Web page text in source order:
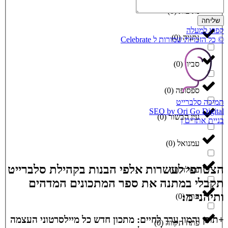
נתיבות(
0
)
נתניה(
0
)
סביון(
0
)
ספסופה (
0
)
עין הבשור(
0
)
עמנואל (
0
)
עפולה(
0
)
ערד(
0
)
פתח תקווה (
0
)
שליחה
קפוץ למעלה
© כל הזכויות שמורות ל Celebrate
תמיכה סלברייט
SEO by Ori Go Digital
בניית אתרים |
הצטרפי לעשרות אלפי הבנות בקהילת סלברייט
תקבלי במתנה את ספר המתכונים המדהים
ותיהני מ:
+תוכן והמון ערך לחיים: מתכון חדש כל מיילסרטוני העצמה